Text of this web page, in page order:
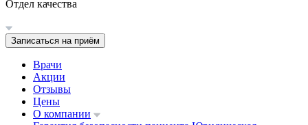
Отдел качества
Записаться на приём
Врачи
Акции
Отзывы
Цены
О компании